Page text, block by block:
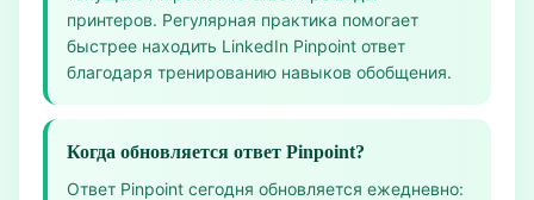
принтеров. Регулярная практика помогает
быстрее находить LinkedIn Pinpoint ответ
благодаря тренированию навыков обобщения.
Когда обновляется ответ Pinpoint?
Ответ Pinpoint сегодня обновляется ежедневно: